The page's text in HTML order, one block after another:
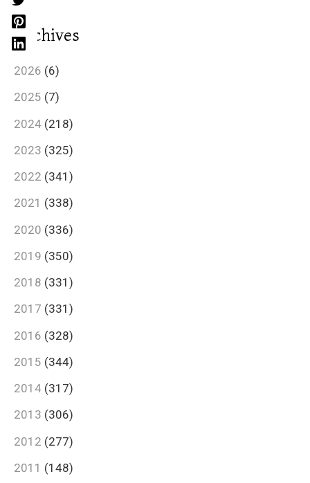
Archives
2026 (6)
2025 (7)
2024 (218)
2023 (325)
2022 (341)
2021 (338)
2020 (336)
2019 (350)
2018 (331)
2017 (331)
2016 (328)
2015 (344)
2014 (317)
2013 (306)
2012 (277)
2011 (148)